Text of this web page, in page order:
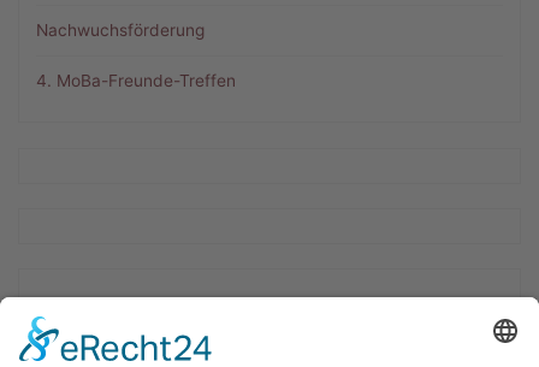
Nachwuchsförderung
4. MoBa-Freunde-Treffen
Beitragskategorien
2. Treffen